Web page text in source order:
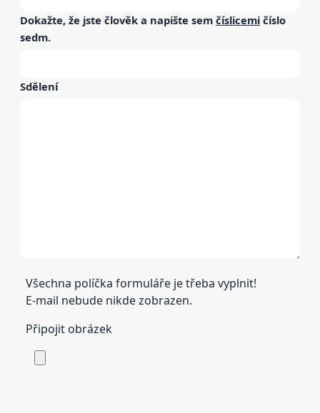
Dokažte, že jste člověk a napište sem číslicemi číslo
sedm.
Sdělení
Všechna políčka formuláře je třeba vyplnit!
E-mail nebude nikde zobrazen.
Připojit obrázek